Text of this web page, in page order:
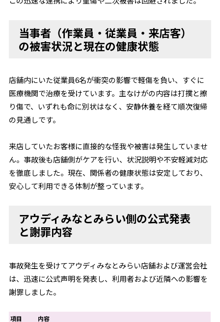
当事者（作業員・従業員・来店客）
の被害状況と現在の健康状態
店舗内にいた従業員6名が衝突の影響で軽傷を負い、すぐに
医療機関で治療を受けています。主なけがの内容は打撲と擦
り傷で、いずれも命に別状はなく、安静休養を経て順次復帰
の見通しです。
来店していたお客様に直接的な怪我や被害は発生していませ
ん。事故後も店舗側がケアを行い、状況説明や不安軽減対応
を徹底しました。現在、関係者の健康状態は安定しており、
安心して利用できる体制が整っています。
アウディみなとみらい側の公式発表
と謝罪内容
事故発生を受けてアウディみなとみらい店舗および運営会社
は、迅速に公式声明を発表し、利用者および近隣への影響を
謝罪しました。
項目
内容